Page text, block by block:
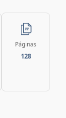
Páginas
128